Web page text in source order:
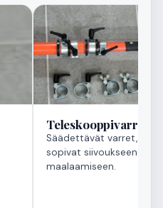
Teleskooppivarret
Säädettävät varret, jotka
sopivat siivoukseen ja
maalaamiseen.